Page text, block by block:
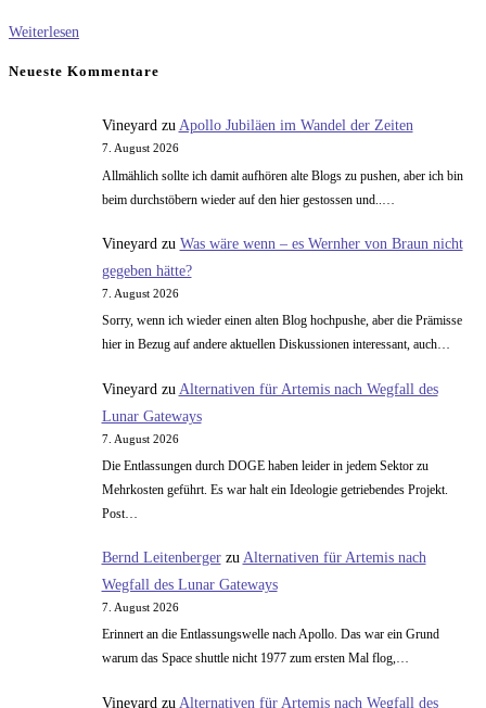
Weiterlesen
Neueste Kommentare
Vineyardzu Apollo Jubiläen im Wandel der Zeiten
7. August 2026
Allmählich sollte ich damit aufhören alte Blogs zu pushen, aber ich bin
beim durchstöbern wieder auf den hier gestossen und..…
Vineyard zu Was wäre wenn – es Wernher von Braun nicht
gegeben hätte?
7. August 2026
Sorry, wenn ich wieder einen alten Blog hochpushe, aber die Prämisse
hier in Bezug auf andere aktuellen Diskussionen interessant, auch…
Vineyard zu Alternativen für Artemis nach Wegfall des
Lunar Gateways
7. August 2026
Die Entlassungen durch DOGE haben leider in jedem Sektor zu
Mehrkosten geführt. Es war halt ein Ideologie getriebendes Projekt.
Post…
Bernd Leitenbergerzu Alternativen für Artemis nach
Wegfall des Lunar Gateways
7. August 2026
Erinnert an die Entlassungswelle nach Apollo. Das war ein Grund
warum das Space shuttle nicht 1977 zum ersten Mal flog,…
Vineyard zu Alternativen für Artemis nach Wegfall des